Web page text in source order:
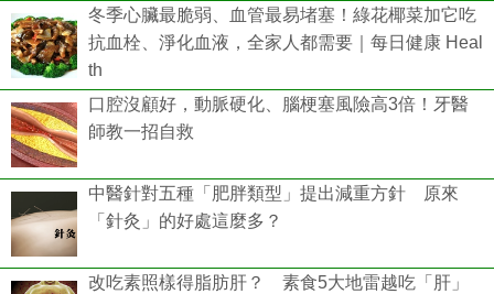
冬季心臟最脆弱、血管最易堵塞！綠花椰菜加它吃
抗血栓、淨化血液，全家人都需要｜每日健康 Heal
th
口腔沒顧好，動脈硬化、腦梗塞風險高3倍！牙醫
師教一招自救
中醫針對五種「肥胖類型」提出減重方針 原來
「針灸」的好處這麼多？
改吃素照樣得脂肪肝？ 素食5大地雷越吃「肝」